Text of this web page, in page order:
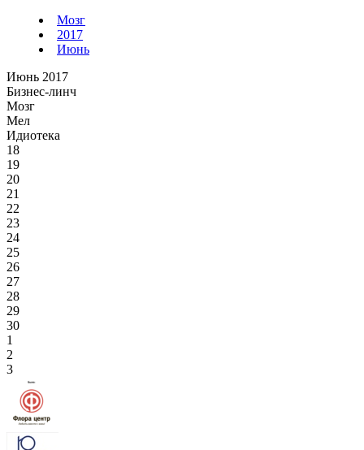
Мозг
2017
Июнь
Июнь 2017
Бизнес-линч
Мозг
Мел
Идиотека
18
19
20
21
22
23
24
25
26
27
28
29
30
1
2
3